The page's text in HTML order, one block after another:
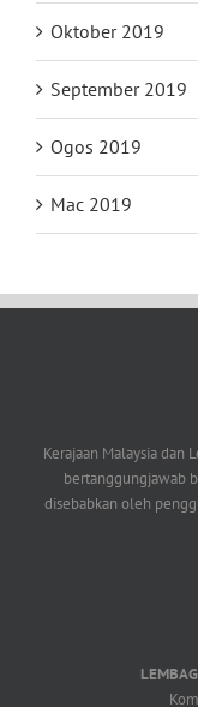
Oktober 2019
September 2019
Ogos 2019
Mac 2019
Kerajaan Malaysia dan
bertanggungjawab
disebabkan oleh